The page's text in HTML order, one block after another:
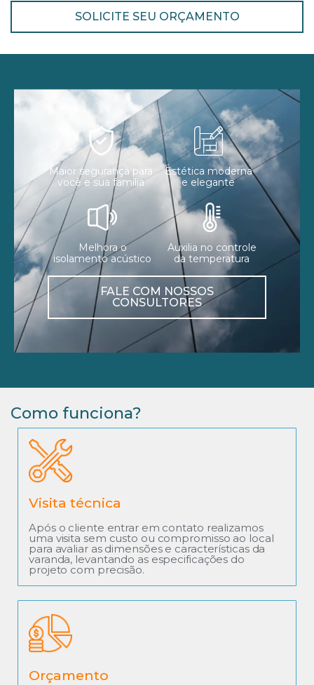
SOLICITE SEU ORÇAMENTO
Maior segurança para
você e sua família
Estética moderna
e elegante
Melhora o
isolamento acústico
Auxilia no controle
da temperatura
FALE COM NOSSOS
CONSULTORES
Como funciona?
Visita técnica
Após o cliente entrar em contato realizamos
uma visita sem custo ou compromisso ao local
para avaliar as dimensões e características da
varanda, levantando as especificações do
projeto com precisão.
Orçamento